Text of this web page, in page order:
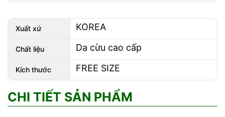
Xuất xứ KOREA
Chất liệu Da cừu cao cấp
Kích thước FREE SIZE
CHI TIẾT SẢN PHẨM